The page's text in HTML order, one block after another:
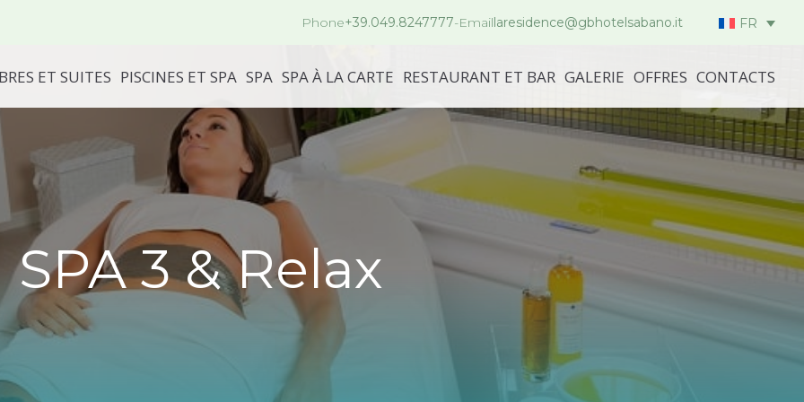
Phone+39.049.8247777-Emaillaresidence@gbhotelsabano.it FR
ET SUITES PISCINES ET SPA SPA SPA À LA CARTE RESTAURANT ET BAR GALERIE OFFRES CONTACTS
SPA 3 & Relax